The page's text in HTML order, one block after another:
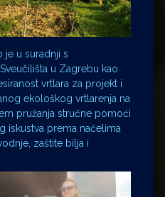
je u suradnji s
u Zagrebu kao
vrtlara za projekt i
ekološkog vrtlarenja na
pružanja stručne pomoći
iskustva prema načelima
zaštite bilja i